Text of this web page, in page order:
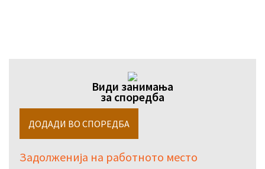
Види занимања
за споредба
Задолженија на работното место